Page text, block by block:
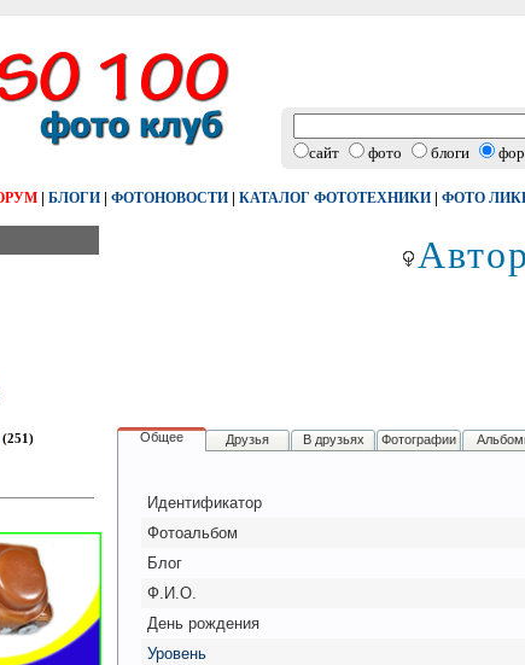
сайт фото блоги
| БЛОГИ | ФОТОНОВОСТИ | КАТАЛОГ ФОТОТЕХНИКИ | ФОТО
(251) Общее Друзья В друзьях Фотографии
Идентификатор
Фотоальбом
Блог
Ф.И.О.
День рождения
Уровень